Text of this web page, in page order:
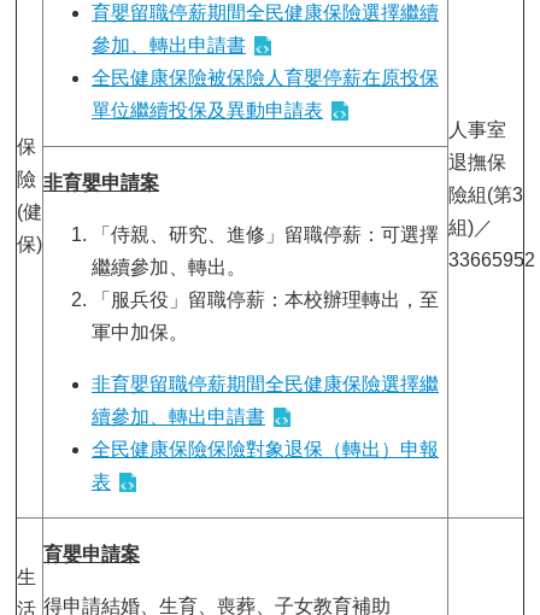
保
險
(健
保)
育嬰留職停薪期間全民健康保險選擇繼續
參加、轉出申請書
全民健康保險被保險人育嬰停薪在原投保
單位繼續投保及異動申請表
人事室
退撫保
險組(第3
組)／
33665952
非育嬰申請案
「侍親、研究、進修」留職停薪：可選擇
繼續參加、轉出。
「服兵役」留職停薪：本校辦理轉出，至
軍中加保。
非育嬰留職停薪期間全民健康保險選擇繼
續參加、轉出申請書
全民健康保險保險對象退保（轉出）申報
表
生
活
育嬰申請案
得申請結婚、生育、喪葬、子女教育補助